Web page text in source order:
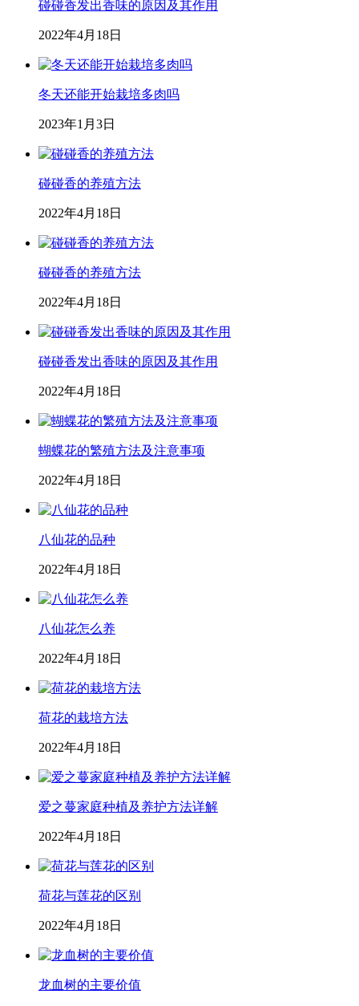
碰碰香发出香味的原因及其作用
2022年4月18日
冬天还能开始栽培多肉吗
2023年1月3日
碰碰香的养殖方法
2022年4月18日
碰碰香的养殖方法
2022年4月18日
碰碰香发出香味的原因及其作用
2022年4月18日
蝴蝶花的繁殖方法及注意事项
2022年4月18日
八仙花的品种
2022年4月18日
八仙花怎么养
2022年4月18日
荷花的栽培方法
2022年4月18日
爱之蔓家庭种植及养护方法详解
2022年4月18日
荷花与莲花的区别
2022年4月18日
龙血树的主要价值